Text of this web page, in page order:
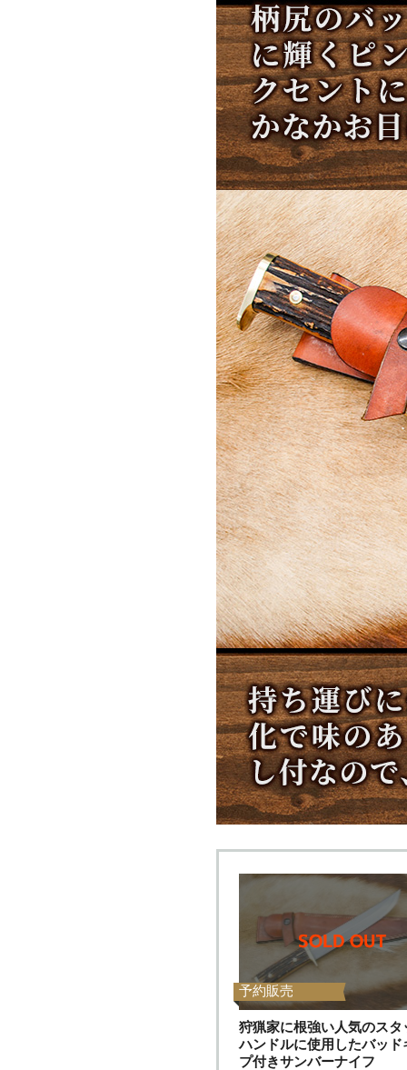
予約販売
狩猟家に根強い人気のスタ
ハンドルに使用したバッド
プ付きサンバーナイフ